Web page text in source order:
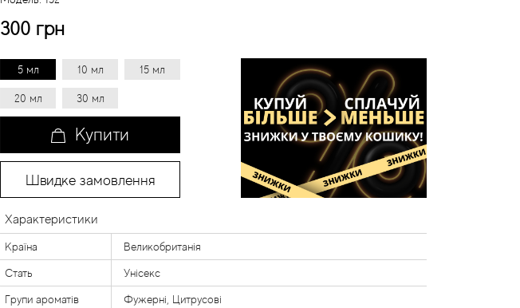
300 грн
5 мл 10 мл 15 мл
20 мл 30 мл
Купити
Швидке замовлення
Характеристики
Країна Великобританія
Стать Унісекс
Групи ароматів Фужерні, Цитрусові